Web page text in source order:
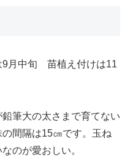
9月中旬 苗植え付けは11
筆大の太さまで育てない
間隔は15㎝です。玉ね
のが愛おしい。